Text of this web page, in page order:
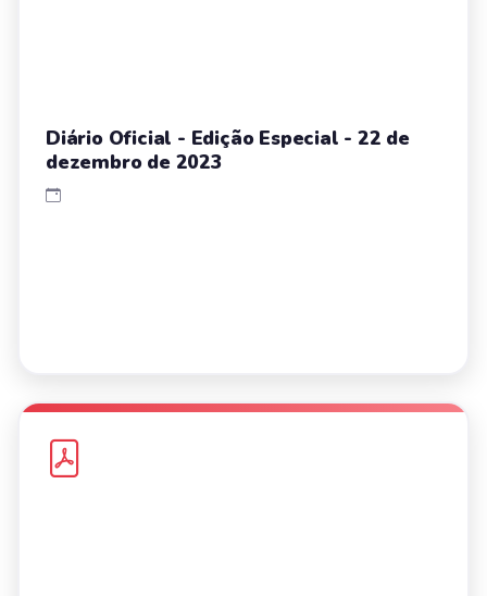
Diário Oficial - Edição Especial - 22 de
dezembro de 2023